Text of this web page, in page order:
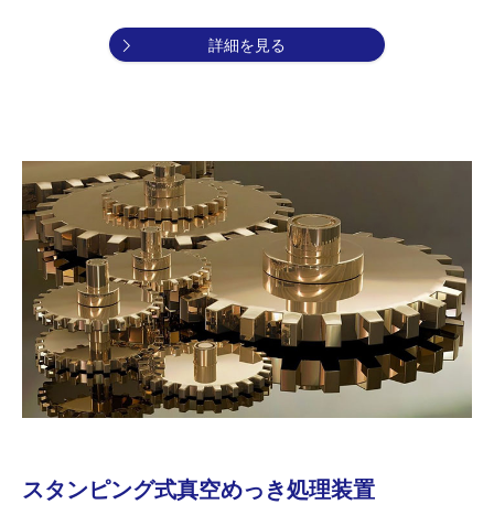
詳細を見る
スタンピング式真空めっき処理装置